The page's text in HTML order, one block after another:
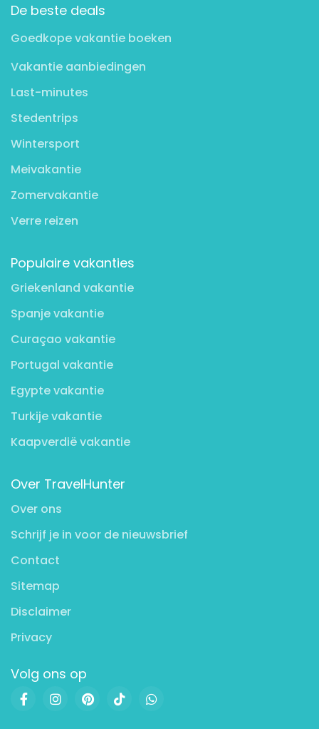
De beste deals
Goedkope vakantie boeken
Vakantie aanbiedingen
Last-minutes
Stedentrips
Wintersport
Meivakantie
Zomervakantie
Verre reizen
Populaire vakanties
Griekenland vakantie
Spanje vakantie
Curaçao vakantie
Portugal vakantie
Egypte vakantie
Turkije vakantie
Kaapverdië vakantie
Over TravelHunter
Over ons
Schrijf je in voor de nieuwsbrief
Contact
Sitemap
Disclaimer
Privacy
Volg ons op